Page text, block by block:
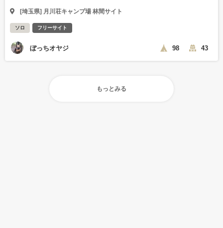
[埼玉県] 月川荘キャンプ場 林間サイト
ソロ フリーサイト
ぼっちオヤジ 98 43
もっとみる